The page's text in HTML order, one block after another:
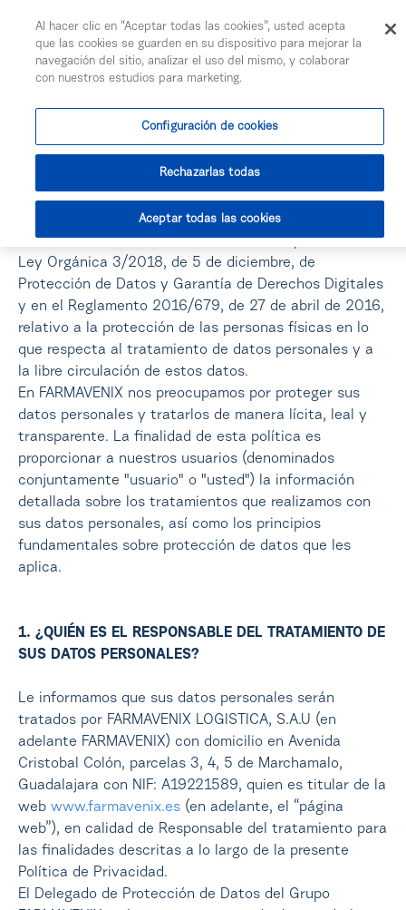
Saltar al contenido principal
Política de Privacidad
La presente Política de Privacidad y de Protección de
Datos, está orientada a facilitarle cuánta información
necesita para comprender el alcance y el objeto del
tratamiento de datos de acuerdo a lo dispuesto en la
Ley Orgánica 3/2018, de 5 de diciembre, de
Protección de Datos y Garantía de Derechos Digitales
y en el Reglamento 2016/679, de 27 de abril de 2016,
relativo a la protección de las personas físicas en lo
que respecta al tratamiento de datos personales y a
la libre circulación de estos datos.
En FARMAVENIX nos preocupamos por proteger sus
datos personales y tratarlos de manera lícita, leal y
transparente. La finalidad de esta política es
proporcionar a nuestros usuarios (denominados
conjuntamente "usuario" o "usted") la información
detallada sobre los tratamientos que realizamos con
sus datos personales, así como los principios
fundamentales sobre protección de datos que les
aplica.
1. ¿QUIÉN ES EL RESPONSABLE DEL TRATAMIENTO DE
SUS DATOS PERSONALES?
Le informamos que sus datos personales serán
tratados por FARMAVENIX LOGISTICA, S.A.U (en
adelante FARMAVENIX) con domicilio en Avenida
Cristobal Colón, parcelas 3, 4, 5 de Marchamalo,
Guadalajara con NIF: A19221589, quien es titular de la
web www.farmavenix.es (en adelante, el “página
web”), en calidad de Responsable del tratamiento para
las finalidades descritas a lo largo de la presente
Política de Privacidad.
El Delegado de Protección de Datos del Grupo
Al hacer clic en “Aceptar todas las cookies”, usted acepta
que las cookies se guarden en su dispositivo para mejorar la
navegación del sitio, analizar el uso del mismo, y colaborar
con nuestros estudios para marketing.
Configuración de cookies
Rechazarlas todas
Aceptar todas las cookies